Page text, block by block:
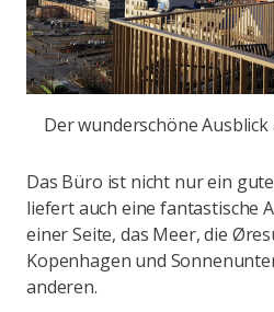
Der wunderschöne
Das Büro ist nicht nur ein
liefert auch eine fantastische
einer Seite, das Meer, die
Kopenhagen und
anderen.